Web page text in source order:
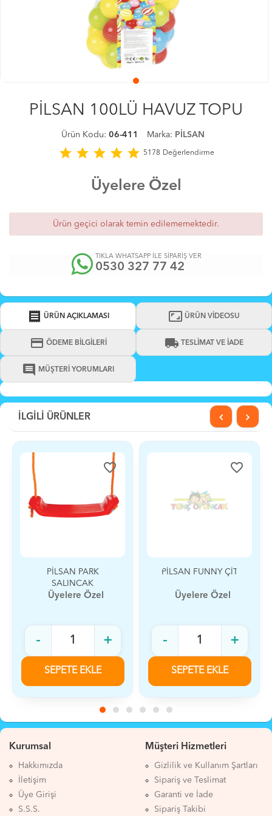
PİLSAN 100LÜ HAVUZ TOPU
Ürün Kodu: 06-411 Marka: PİLSAN
star star star star star 5178 Değerlendirme
Üyelere Özel
Ürün geçici olarak temin edilememektedir.
TIKLA WHATSAPP İLE SİPARİŞ VER
0530 327 77 42
receipt ÜRÜN AÇIKLAMASI aspect_ratio ÜRÜN VİDEOSU
credit_card ÖDEME BİLGİLERİ local_shipping TESLİMAT VE İADE
comment MÜŞTERİ YORUMLARI
İLGİLİ ÜRÜNLER
favorite_border
PİLSAN PARK
SALINCAK
Üyelere Özel
- +
SEPETE EKLE
favorite_border
PİLSAN FUNNY ÇİT
Üyelere Özel
- +
SEPETE EKLE
Kurumsal
Hakkımızda
İletişim
Üye Girişi
S.S.S.
Müşteri Hizmetleri
Gizlilik ve Kullanım Şartları
Sipariş ve Teslimat
Garanti ve İade
Sipariş Takibi